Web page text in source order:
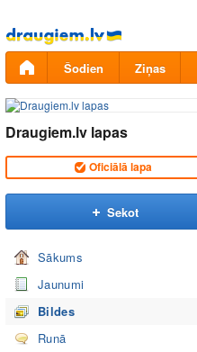
Pāriet
uz
saturu
Šodien Ziņas
Draugiem.lv lapas
Oficiālā lapa
Sekot
Sākums
Jaunumi
Bildes
Runā